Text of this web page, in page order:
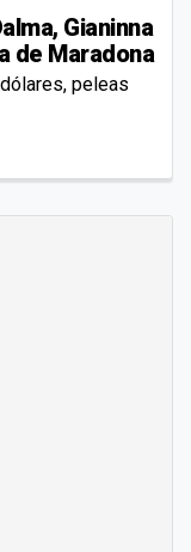
Gianinna
de Maradona
peleas